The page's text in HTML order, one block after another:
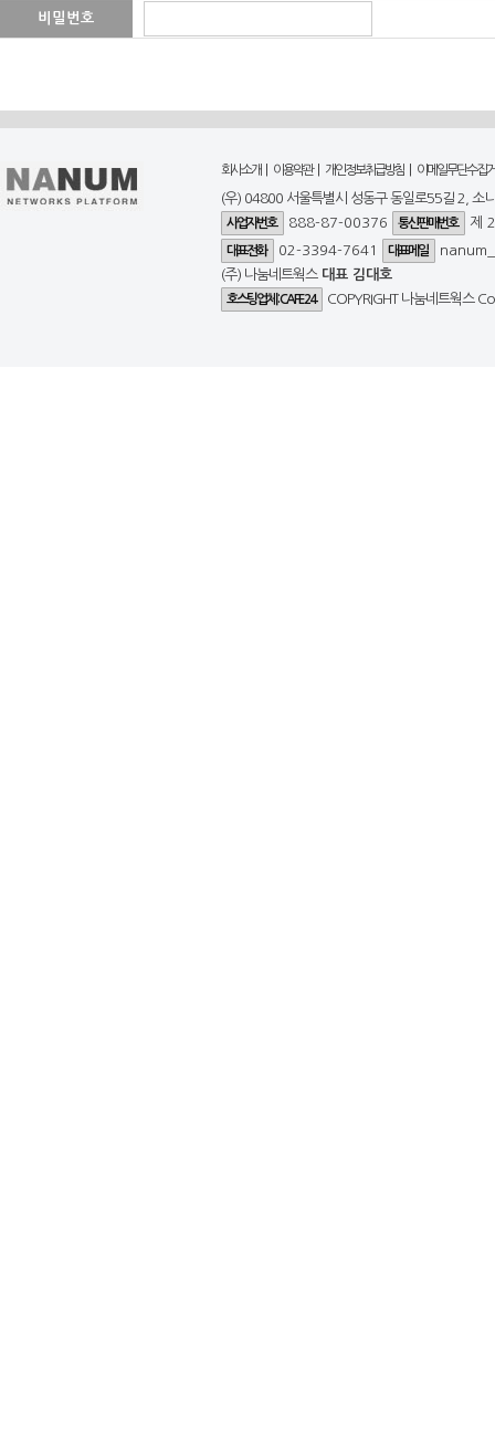
비밀번호
회사소개 이용약관| 개인정보취급방침 이메일무단수집
(우) 04800 서울특별시 성동구 동일로55길 2, 소
사업자번호 888-87-00376 통신판매번호 제
대표전화 02-3394-7641 대표메일
(주) 나눔네트웍스 대표 김대호
호스팅업체 : CAFE24 COPYRIGHT 나눔네트웍스